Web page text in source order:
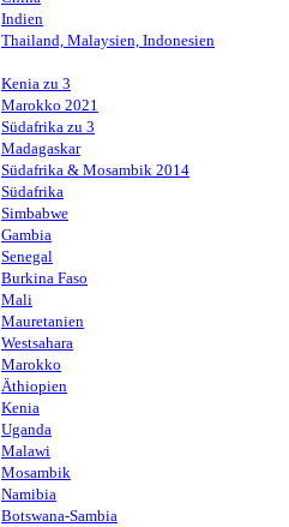
Indien
Thailand, Malaysien, Indonesien
Kenia zu 3
Marokko 2021
Südafrika zu 3
Madagaskar
Südafrika & Mosambik 2014
Südafrika
Simbabwe
Gambia
Senegal
Burkina Faso
Mali
Mauretanien
Westsahara
Marokko
Äthiopien
Kenia
Uganda
Malawi
Mosambik
Namibia
Botswana-Sambia